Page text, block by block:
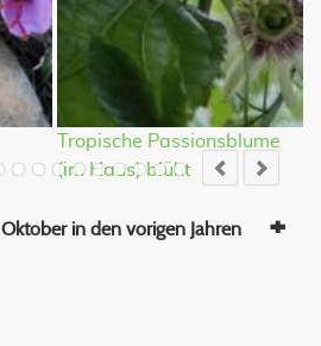
Tropische Passionsblume
(im Haus) blüht
in den vorigen Jahren